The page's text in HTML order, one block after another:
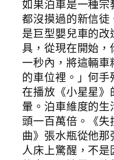
如果泊車是一種
都沒摸過的新信
是巨型嬰兒車的
具，從現在開始
一秒內，將這輛
的車位裡。」何
在播放《小星星
暈。泊車維度的
頭一百萬倍。《
曲》張水瓶從他
人床上驚醒，不